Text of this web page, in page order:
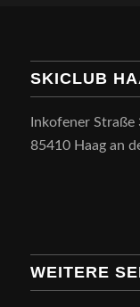
SKICLUB
Inkofener Straße
85410 Haag an
WEITERE